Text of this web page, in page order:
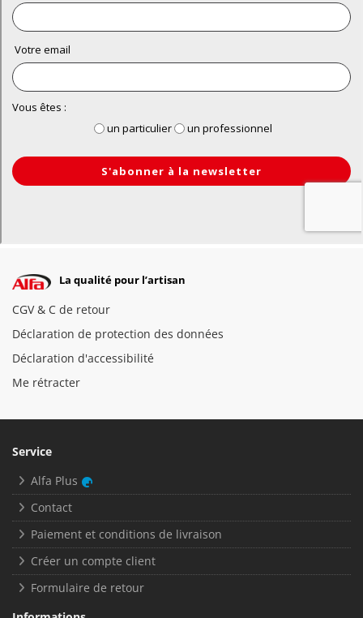
La qualité pour l’artisan
CGV & C de retour
Déclaration de protection des données
Déclaration d'accessibilité
Me rétracter
Service
Alfa Plus
Contact
Paiement et conditions de livraison
Créer un compte client
Formulaire de retour